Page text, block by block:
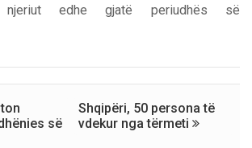
edhe gjatë periudhës së
së
Shqipëri, 50 persona të
vdekur nga tërmeti